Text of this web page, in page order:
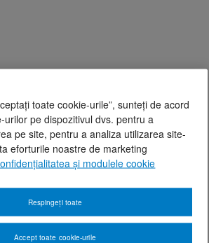
toate cookie-urile”, sunteți de acord
urilor pe dispozitivul dvs. pentru a
pe site, pentru a analiza utilizarea site-
eforturile noastre de marketing
și modulele cookie
Respingeți toate
Accept toate cookie-urile